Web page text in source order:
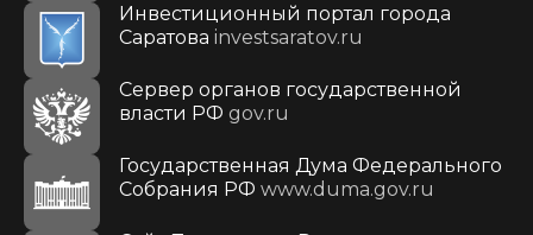
Инвестиционный портал города
Саратова investsaratov.ru
Сервер органов государственной
власти РФ gov.ru
Государственная Дума Федерального
Собрания РФ www.duma.gov.ru